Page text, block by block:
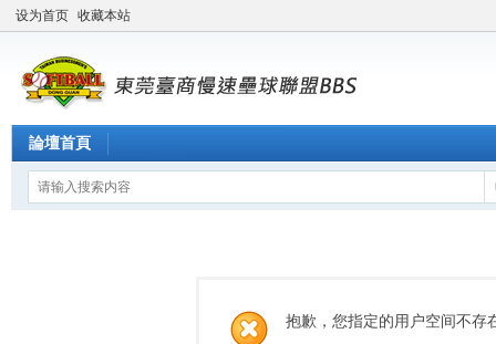
设为首页 收藏本站
論壇首頁
抱歉，您指定的用户空间不存